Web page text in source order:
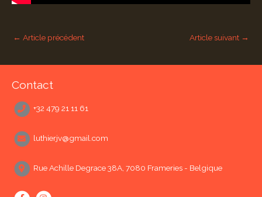
← Article précédent Article suivant →
Contact
+32 479 21 11 61
luthierjv@gmail.com
Rue Achille Degrace 38A, 7080 Frameries - Belgique